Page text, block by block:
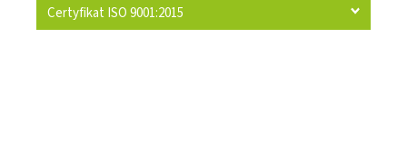
Certyfikat ISO 9001:2015